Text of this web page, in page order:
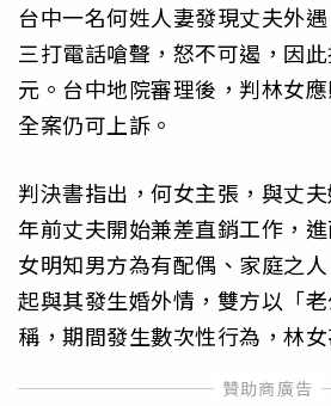
台中一名何姓人妻發現丈夫外
三打電話嗆聲，怒不可遏，因
元。台中地院審理後，判林女
全案仍可上訴。
判決書指出，何女主張，與丈
年前丈夫開始兼差直銷工作，
女明知男方為有配偶、家庭之
起與其發生婚外情，雙方以「
稱，期間發生數次性行為，林